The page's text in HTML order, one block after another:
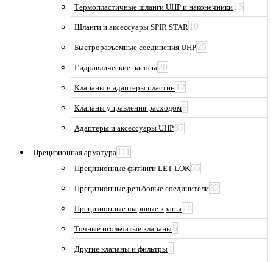
Термопластичные шланги UHP и наконечники 15
Шланги и аксессуары SPIR STAR 10
Быстроразъемные соединения UHP25
Гидравлические насосы20
Клапаны и адаптеры пластин 12
Клапаны управления расходом9
Адаптеры и аксессуары UHP37
Прецизионная арматура 111
Прецизионные фитинги LET-LOK55
Прецизионные резьбовые соединители32
Прецизионные шаровые краны 18
Точные игольчатые клапаны5
Другие клапаны и фильтры 1